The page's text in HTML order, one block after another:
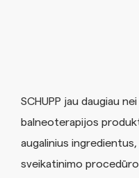
SCHUPP jau daugiau
balneoterapijos
augalinius
sveikatinimo